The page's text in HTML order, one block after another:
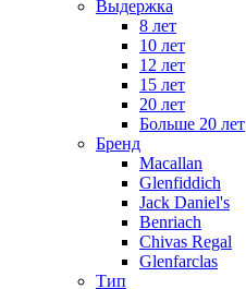
Выдержка
8 лет
10 лет
12 лет
15 лет
20 лет
Больше 20 лет
Бренд
Macallan
Glenfiddich
Jack Daniel's
Benriach
Chivas Regal
Glenfarclas
Тип